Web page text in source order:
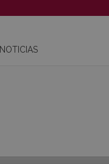
NOTICIAS